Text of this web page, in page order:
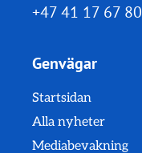
+47 41 17 67 80
Genvägar
Startsidan
Alla nyheter
Mediabevakning